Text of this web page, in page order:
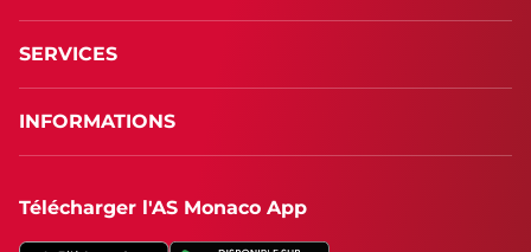
SERVICES
INFORMATIONS
Télécharger l'AS Monaco App